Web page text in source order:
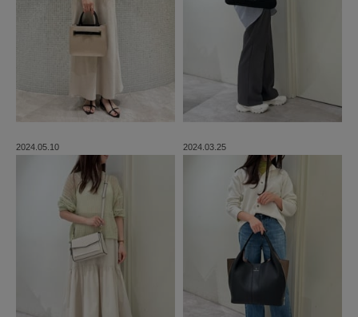
2024.05.10 2024.03.25